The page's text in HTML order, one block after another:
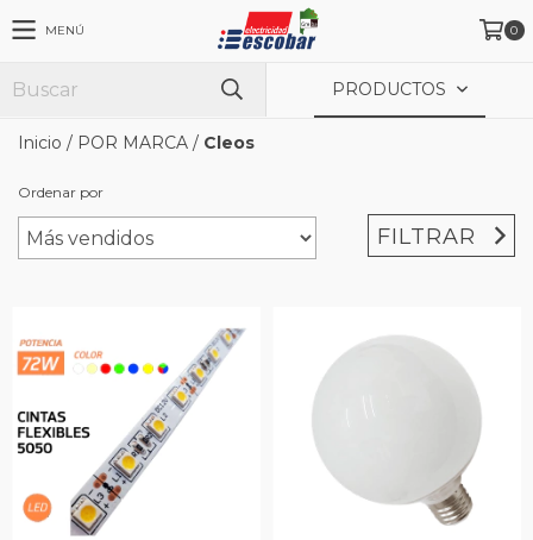
MENÚ 0
PRODUCTOS
Inicio / POR MARCA / Cleos
Ordenar por
FILTRAR